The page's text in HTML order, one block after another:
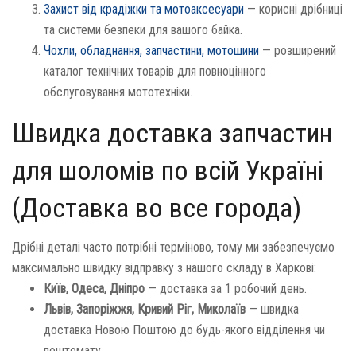
Захист від крадіжки та мотоаксесуари — корисні дрібниці
та системи безпеки для вашого байка.
Чохли, обладнання, запчастини, мотошини — розширений
каталог технічних товарів для повноцінного
обслуговування мототехніки.
Швидка доставка запчастин
для шоломів по всій Україні
(Доставка во все города)
Дрібні деталі часто потрібні терміново, тому ми забезпечуємо
максимально швидку відправку з нашого складу в Харкові:
Київ, Одеса, Дніпро — доставка за 1 робочий день.
Львів, Запоріжжя, Кривий Ріг, Миколаїв — швидка
доставка Новою Поштою до будь-якого відділення чи